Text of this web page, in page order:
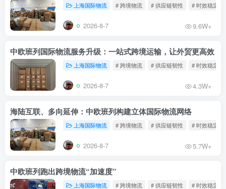
上海国际物流 # 跨境物流 # 供应链韧性 # 时效稳定
2026-8-7 9.6W+
中欧班列国际物流服务升级：一站式跨境运输，让外贸更高效
上海国际物流 # 跨境物流 # 供应链韧性 # 时效稳定
2026-8-7 4.3W+
海陆互联、多向延伸：中欧班列构建立体国际物流网络
上海国际物流 # 跨境物流 # 供应链韧性 # 时效稳定
2026-8-7 5.7W+
中欧班列跑出跨境物流“加速度”
上海国际物流 # 跨境物流 # 供应链韧性 # 时效稳定